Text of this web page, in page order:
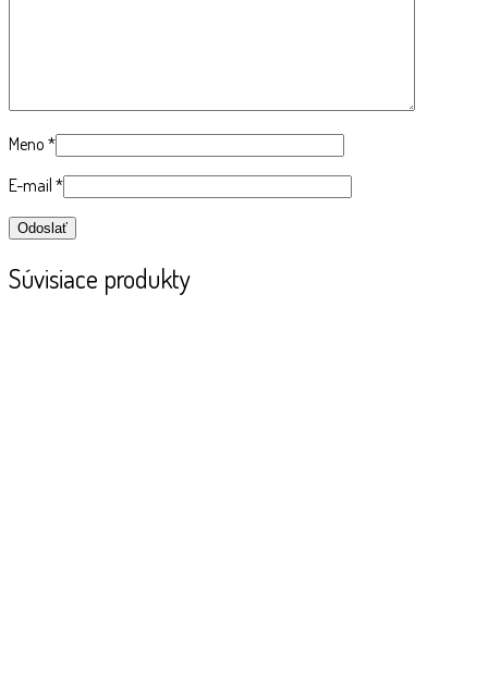
Meno *
E-mail *
Súvisiace produkty